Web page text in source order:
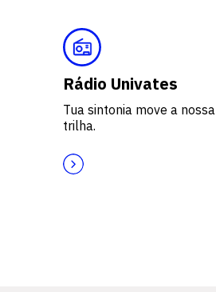
Rádio Univates
Tua sintonia move a nossa
trilha.